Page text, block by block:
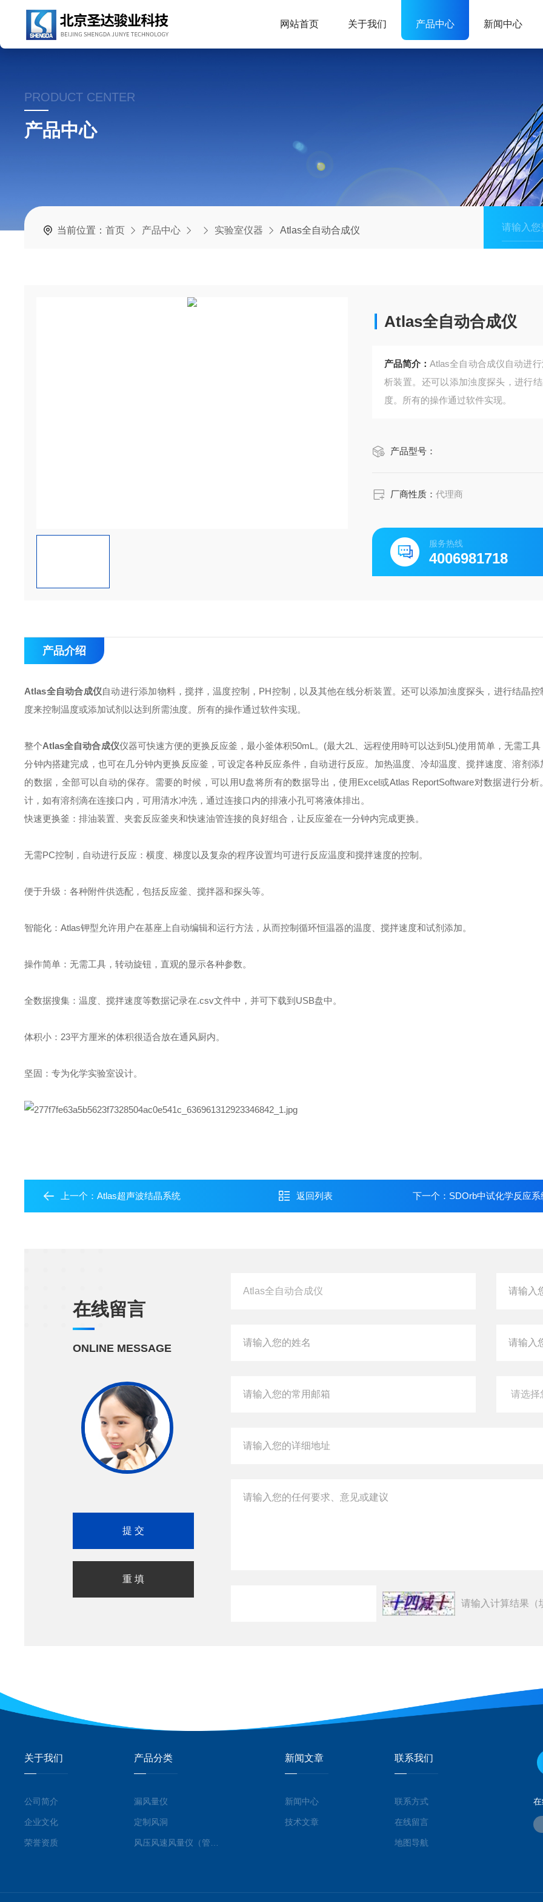
网站首页 关于我们 产品中心 新闻中心
PRODUCT CENTER
产品中心
当前位置：首页 产品中心 实验室仪器 Atlas全自动合成仪
Atlas全自动合成仪
产品简介：Atlas全自动合成仪自动进
析装置。还可以添加浊度探头，进行
度。所有的操作通过软件实现。
产品型号：
厂商性质：代理商
服务热线
4006981718
产品介绍
Atlas全自动合成仪自动进行添加物料，搅拌，温度控制，PH控制，以及其他在线分析装置。还可以添加浊度探头，进行结晶控
度来控制温度或添加试剂以达到所需浊度。所有的操作通过软件实现。
整个Atlas全自动合成仪仪器可快速方便的更换反应釜，最小釜体积50mL。(最大2L、远程使用時可以达到5L)使用简单，无需工
分钟内搭建完成，也可在几分钟内更换反应釜，可设定各种反应条件，自动进行反应。加热温度、冷却温度、搅拌速度、溶剂添
的数据，全部可以自动的保存。需要的时候，可以用U盘将所有的数据导出，使用Excel或Atlas ReportSoftware对数据进行分析
计，如有溶剂滴在连接口内，可用清水冲洗，通过连接口内的排液小孔可将液体排出。
快速更换釜：排油装置、夹套反应釜夹和快速油管连接的良好组合，让反应釜在一分钟内完成更换。
无需PC控制，自动进行反应：横度、梯度以及复杂的程序设置均可进行反应温度和搅拌速度的控制。
便于升级：各种附件供选配，包括反应釜、搅拌器和探头等。
智能化：Atlas钾型允许用户在基座上自动编辑和运行方法，从而控制循环恒温器的温度、搅拌速度和试剂添加。
操作简单：无需工具，转动旋钮，直观的显示各种参数。
全数据搜集：温度、搅拌速度等数据记录在.csv文件中，并可下载到USB盘中。
体积小：23平方厘米的体积很适合放在通风厨内。
坚固：专为化学实验室设计。
上一个：Atlas超声波结晶系统 返回列表 下一个： SDOrb中试化学反应系
在线留言
ONLINE MESSAGE
请输入计算结果（
关于我们
公司简介
企业文化
荣誉资质
产品分类
漏风量仪
定制风洞
新闻文章
新闻中心
技术文章
联系我们
联系方式
在线留言
地图导航